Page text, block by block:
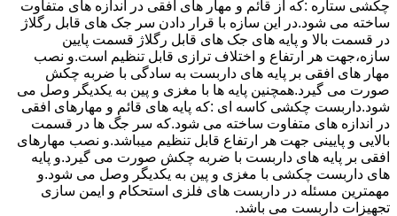
چکشی ستاره :که از قائم و مهار های افقی در اندازه های متفاوت
ساخته می شود.در این سازه با قرار دادن سر جک های قابل رگلاژ
در قسمت بالا و پایه های جک های قابل رگلاژ قسمت پایین
سازه،جهت هر ارتفاع و اختلاف ترازی قابل تنظیم است.و نصب
مهار های افقی بر پایه های داربست به سادگی با ضربه چکش
صورت می گیرد.همچنین پایه ها با مغزی و پین به یکدیگر وصل می
شود.داربست چکشی کاسه ای :که پایه های قائم و مهارهای افقی
در اندازه های متفاوت ساخته می شود.که سر جگ ها در قسمت
بالایی و پایینی جهت هر ارتفاع قابل تنظیم میباشد.و نصب مهارهای
افقی بر پایه های داربست با ضربه چکش صورت می گیرد.و پایه
های داربست چکشی با مغزی و پین به یکدیگر وصل می شود.و
مهمترین مسئله در داربست های فلزی استحکام و ایمن سازی
تجهیزات داربست می باشد.